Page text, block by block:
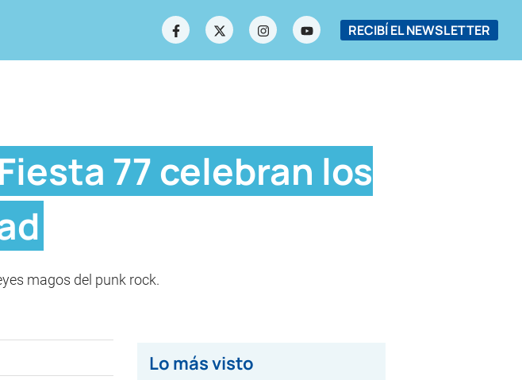
RECIBÍ EL NEWSLETTER
77 celebran los
magos del punk rock.
Lo más visto